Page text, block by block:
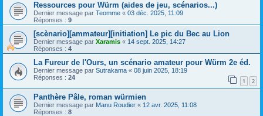
Ressources pour Würm (aides de jeu, scénarios...)
Dernier message par Teomme « 03 déc. 2025, 11:09
Réponses : 9
[scènario][ammateur][initiation] Le pic du Bec au Lion
Dernier message par Xaramis « 14 sept. 2025, 14:27
Réponses : 4
La Fureur de l'Ours, un scénario amateur pour Würm 2e éd.
Dernier message par Sutrakama « 08 juin 2025, 18:19
Réponses : 24 1 2
Panthère Pâle, roman würmien
Dernier message par Manu Roudier « 12 avr. 2025, 11:08
Réponses : 8